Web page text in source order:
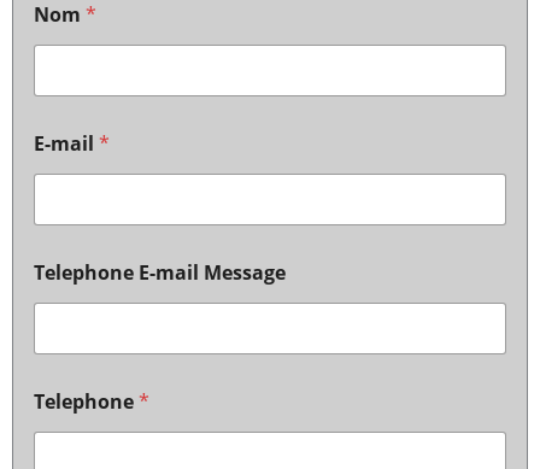
Nom *
E-mail *
Telephone E-mail Message
Telephone*